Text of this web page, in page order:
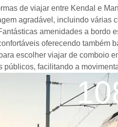
de viajar entre Kendal e
agradável, incluindo
amenidades a
oferecendo
escolher viajar de
públicos, facilitando a